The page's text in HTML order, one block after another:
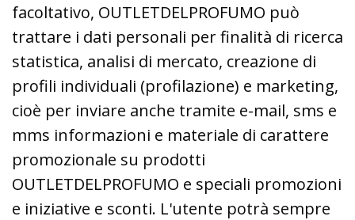
facoltativo, OUTLETDELPROFUMO può
trattare i dati personali per finalità di ricerca
statistica, analisi di mercato, creazione di
profili individuali (profilazione) e marketing,
cioè per inviare anche tramite e-mail, sms e
mms informazioni e materiale di carattere
promozionale su prodotti
OUTLETDELPROFUMO e speciali promozioni
e iniziative e sconti. L'utente potrà sempre